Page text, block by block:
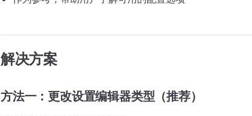
解决方案
方法一：更改设置编辑器类型（推荐）